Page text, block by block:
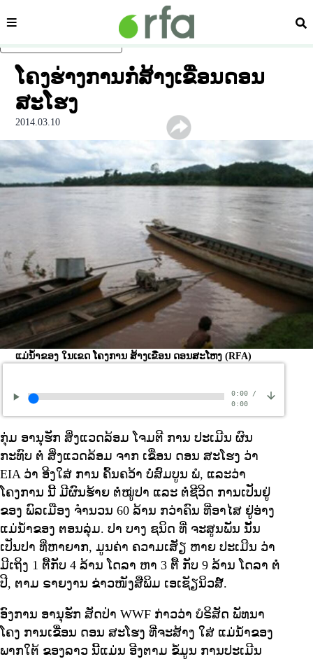
ໝວດ ຄົ້
ໂຄງຮ່າງການກໍ່ສ້າງເຂື່ອນດອນ
ສະໂຮງ
2014.03.10
ແມ່ນໍ້າຂອງ ໃນເຂດ ໂຄງການ ສ້າງເຂື່ອນ ດອນສະໂຫງ(RFA)
0:00/
0:00
ກຸ່ມ ອານຸຮັກ ສິ່ງແວດລ້ອມ ໂຈມຕີ ການ ປະເມີນ ຜົນ
ກະທົບ ຕໍ່ ສິ່ງແວດລ້ອມ ຈາກ ເຂື່ອນ ດອນ ສະໂຮງ ວ່າ
EIA ວ່າ ອີງໃສ່ ການ ຄົ້ນຄວ້າ ບໍ່ສົມບູນ ພໍ, ແລະວ່າ
ໂຄງການ ນີ້ ມີຜົນຮ້າຍ ຕໍ່ໝູ່ປາ ແລະ ຕໍ່ຊີວິດ ການເປັນຢູ່
ຂອງ ພົລເມືອງ ຈໍານວນ 60 ລ້ານ ກວ່າຄົນ ທີ່ອາໄສ ຢູ່ອ່າງ
ແມ່ນໍ້າຂອງ ຕອນລຸ່ມ. ປາ ບາງ ຊນິດ ທີ່ ຈະສູນພັນ ນັ້ນ
ເປັນປາ ທີ່ຫາຍາກ, ມູນຄ່າ ຄວາມເສັຽ ຫາຍ ປະເມີນ ວ່າ
ມີເຖິງ 1 ຕື້ກັບ 4 ລ້ານ ໂດລາ ຫາ 3 ຕື້ ກັບ 9 ລ້ານ ໂດລາ ຕໍ່
ປີ, ຕາມ ຣາຍງານ ຂ່າວໜັງສືພິມ ເອເຊັຽນິວສ໌.
ອົງການ ອານຸຮັກ ສັດປ່າ WWF ກ່າວວ່າ ບໍຣິສັດ ພັທນາ
ໂຄງ ການເຂື່ອນ ດອນ ສະໂຮງ ທີ່ຈະສ້າງ ໃສ່ ແມ່ນໍ້າຂອງ
ພາກໃຕ້ ຂອງລາວ ນີ້ແມ່ນ ອີງຕາມ ຂໍ້ມູນ ການປະເມີນ